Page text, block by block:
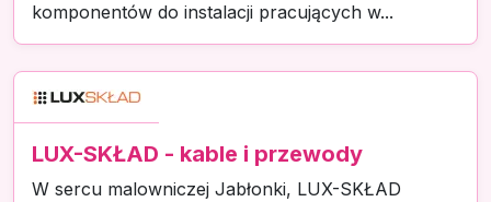
komponentów do instalacji pracujących w...
LUX-SKŁAD - kable i przewody
W sercu malowniczej Jabłonki, LUX-SKŁAD